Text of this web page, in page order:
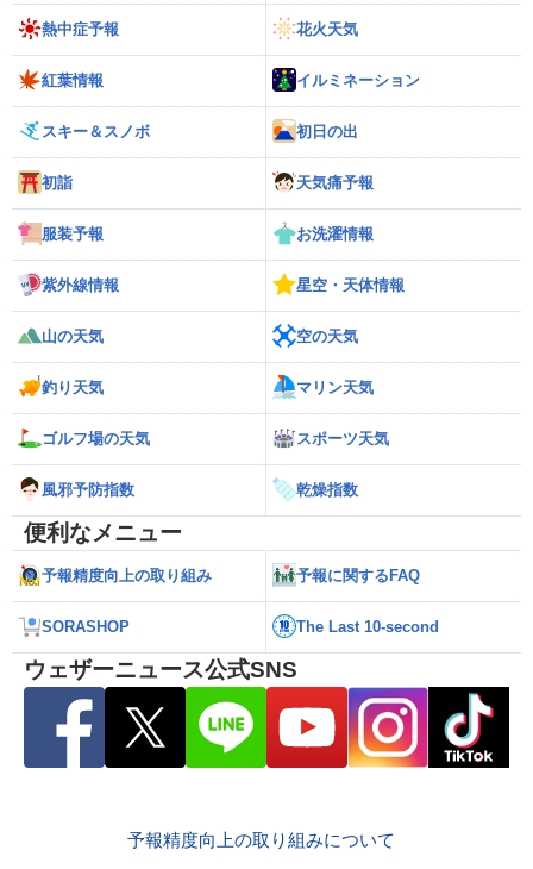
熱中症予報 花火天気
紅葉情報 イルミネーション
スキー＆スノボ 初日の出
初詣 天気痛予報
服装予報 お洗濯情報
紫外線情報 星空・天体情報
山の天気 空の天気
釣り天気 マリン天気
ゴルフ場の天気 スポーツ天気
風邪予防指数 乾燥指数
便利なメニュー
予報精度向上の取り組み 予報に関するFAQ
SORASHOP The Last 10-second
ウェザーニュース公式SNS
予報精度向上の取り組みについて